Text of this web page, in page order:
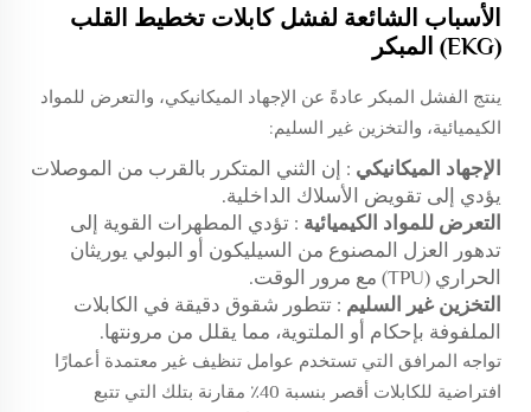
الأسباب الشائعة لفشل كابلات تخطيط القلب
(EKG) المبكر
ينتج الفشل المبكر عادةً عن الإجهاد الميكانيكي، والتعرض للمواد
الكيميائية، والتخزين غير السليم:
الإجهاد الميكانيكي : إن الثني المتكرر بالقرب من الموصلات
يؤدي إلى تقويض الأسلاك الداخلية.
التعرض للمواد الكيميائية : تؤدي المطهرات القوية إلى
تدهور العزل المصنوع من السيليكون أو البولي يوريثان
الحراري (TPU) مع مرور الوقت.
التخزين غير السليم : تتطور شقوق دقيقة في الكابلات
الملفوفة بإحكام أو الملتوية، مما يقلل من مرونتها.
تواجه المرافق التي تستخدم عوامل تنظيف غير معتمدة أعمارًا
افتراضية للكابلات أقصر بنسبة 40٪ مقارنة بتلك التي تتبع